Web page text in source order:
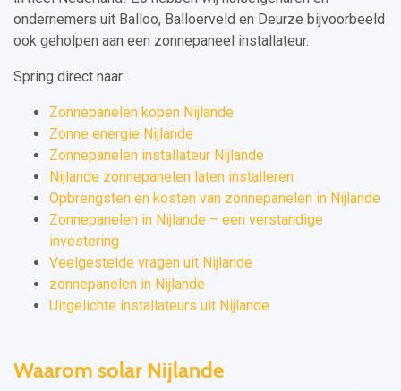
ondernemers uit Balloo, Balloerveld en Deurze bijvoorbeeld
ook geholpen aan een zonnepaneel installateur.
Spring direct naar:
Zonnepanelen kopen Nijlande
Zonne energie Nijlande
Zonnepanelen installateur Nijlande
Nijlande zonnepanelen laten installeren
Opbrengsten en kosten van zonnepanelen in Nijlande
Zonnepanelen in Nijlande – een verstandige
investering
Veelgestelde vragen uit Nijlande
zonnepanelen in Nijlande
Uitgelichte installateurs uit Nijlande
Waarom solar Nijlande